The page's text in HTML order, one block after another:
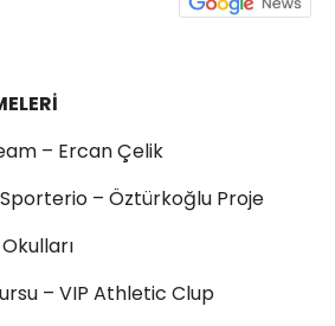
– Ercan Çelik
– Öztürkoğlu Proje
– VIP Athletic Clup